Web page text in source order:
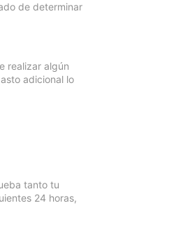
de determinar
realizar algún
adicional lo
tanto tu
24 horas,